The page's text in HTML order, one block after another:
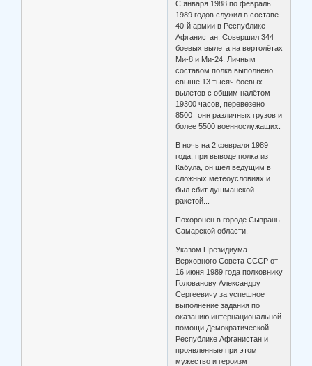
С января 1988 по февраль
1989 годов служил в составе
40-й армии в Республике
Афганистан. Совершил 344
боевых вылета на вертолётах
Ми-8 и Ми-24. Личным
составом полка выполнено
свыше 13 тысяч боевых
вылетов с общим налётом
19300 часов, перевезено
8500 тонн различных грузов и
более 5500 военнослужащих.
В ночь на 2 февраля 1989
года, при выводе полка из
Кабула, он шёл ведущим в
сложных метеоусловиях и
был сбит душманской
ракетой...
Похоронен в городе Сызрань
Самарской области.
Указом Президиума
Верховного Совета СССР от
16 июня 1989 года полковнику
Голованову Александру
Сергеевичу за успешное
выполнение задания по
оказанию интернациональной
помощи Демократической
Республике Афганистан и
проявленные при этом
мужество и героизм